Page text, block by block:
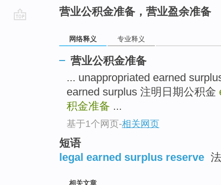
营业公积金准备，营业盈余准备
网络释义 专业释义
营业公积金准备
... unappropriated earned
earned surplus 注明日期公积金
积金准备 ...
基于1个网页-相关网页
短语
legal earned surplus reserve
相关文章